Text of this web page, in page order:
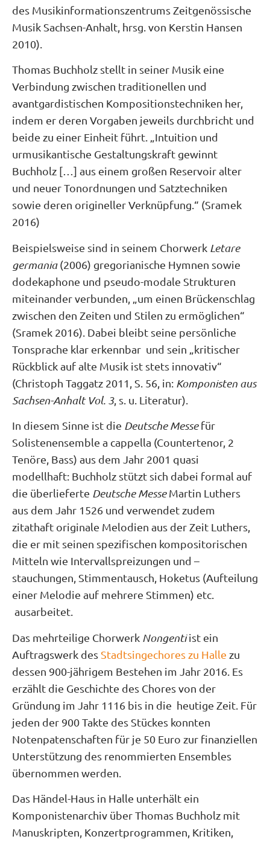
des Musikinformationszentrums Zeitgenössische
Musik Sachsen-Anhalt, hrsg. von Kerstin Hansen
2010).
Thomas Buchholz stellt in seiner Musik eine
Verbindung zwischen traditionellen und
avantgardistischen Kompositionstechniken her,
indem er deren Vorgaben jeweils durchbricht und
beide zu einer Einheit führt. „Intuition und
urmusikantische Gestaltungskraft gewinnt
Buchholz […] aus einem großen Reservoir alter
und neuer Tonordnungen und Satztechniken
sowie deren origineller Verknüpfung.“ (Sramek
2016)
Beispielsweise sind in seinem Chorwerk Letare
germania(2006) gregorianische Hymnen sowie
dodekaphone und pseudo-modale Strukturen
miteinander verbunden, „um einen Brückenschlag
zwischen den Zeiten und Stilen zu ermöglichen“
(Sramek 2016). Dabei bleibt seine persönliche
Tonsprache klar erkennbar und sein „kritischer
Rückblick auf alte Musik ist stets innovativ“
(Christoph Taggatz 2011, S. 56, in: Komponisten aus
Sachsen-Anhalt Vol. 3, s. u. Literatur).
In diesem Sinne ist die Deutsche Messefür
Solistenensemble a cappella (Countertenor, 2
Tenöre, Bass) aus dem Jahr 2001 quasi
modellhaft: Buchholz stützt sich dabei formal auf
die überlieferte Deutsche MesseMartin Luthers
aus dem Jahr 1526 und verwendet zudem
zitathaft originale Melodien aus der Zeit Luthers,
die er mit seinen spezifischen kompositorischen
Mitteln wie Intervallspreizungen und –
stauchungen, Stimmentausch, Hoketus (Aufteilung
einer Melodie auf mehrere Stimmen) etc.
ausarbeitet.
Das mehrteilige Chorwerk Nongentiist ein
Auftragswerk des Stadtsingechores zu Halle zu
dessen 900-jährigem Bestehen im Jahr 2016. Es
erzählt die Geschichte des Chores von der
Gründung im Jahr 1116 bis in die heutige Zeit. Für
jeden der 900 Takte des Stückes konnten
Notenpatenschaften für je 50 Euro zur finanziellen
Unterstützung des renommierten Ensembles
übernommen werden.
Das Händel-Haus in Halle unterhält ein
Komponistenarchiv über Thomas Buchholz mit
Manuskripten, Konzertprogrammen, Kritiken,